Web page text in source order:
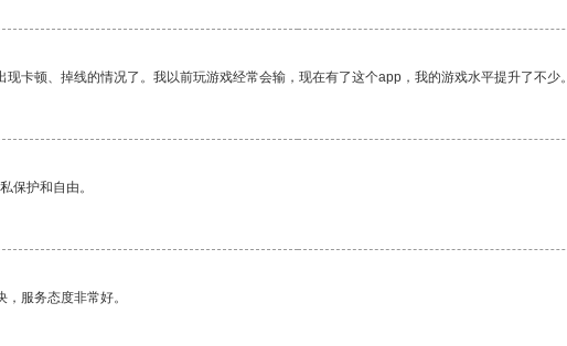
卡顿、掉线的情况了。我以前玩游戏经常会输，现在有了这个app，我的游戏水平提升了不少。
保护和自由。
服务态度非常好。